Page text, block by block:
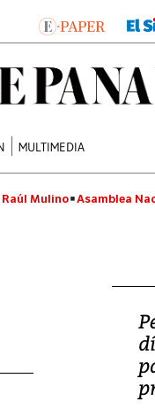
MULTIMEDIA
Raúl Mulino Asamblea